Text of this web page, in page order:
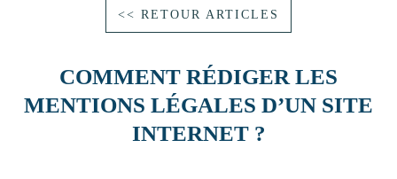
<< RETOUR ARTICLES
COMMENT RÉDIGER LES
MENTIONS LÉGALES D’UN SITE
INTERNET ?